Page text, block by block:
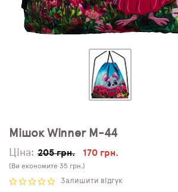
Мішок Winner M-44
Ціна: 205 грн. 170 грн.
(Ви економите 35 грн.)
Залишити відгук